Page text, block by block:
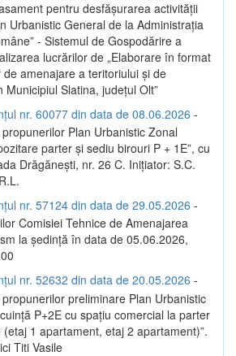
pentru desfășurarea activității
Urbanistic General de la Administrația
- Sistemul de Gospodărire a
lucrărilor de „Elaborare în format
amenajare a teritoriului și de
Slatina, județul Olt”
nr. 60077 din data de 08.06.2026 -
Plan Urbanistic Zonal
parter și sediu birouri P + 1E”, cu
Drăgănești, nr. 26 C. Inițiator: S.C.
nr. 57124 din data de 29.05.2026 -
Comisiei Tehnice de Amenajarea
la ședință în data de 05.06.2026,
nr. 52632 din data de 20.05.2026 -
preliminare Plan Urbanistic
P+2E cu spațiu comercial la parter
1 apartament, etaj 2 apartament)”.
Titi Vasile